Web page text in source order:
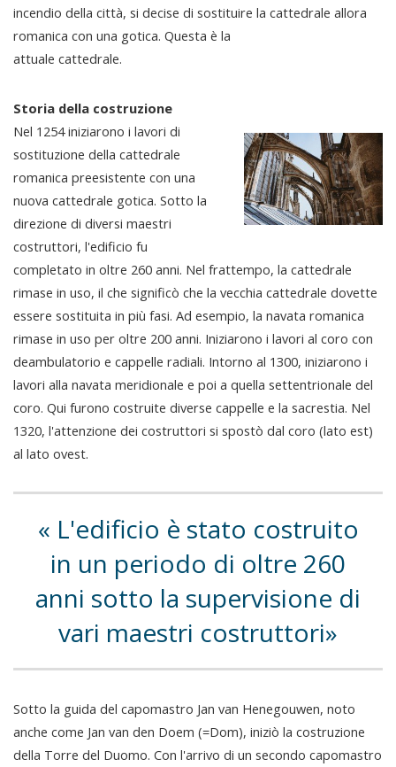
incendio della città, si decise di sostituire la cattedrale allora
romanica con una gotica. Questa è la
attuale cattedrale.
Storia della costruzione
Nel 1254 iniziarono i lavori di
sostituzione della cattedrale
romanica preesistente con una
nuova cattedrale gotica. Sotto la
direzione di diversi maestri
costruttori, l'edificio fu
completato in oltre 260 anni. Nel frattempo, la cattedrale
rimase in uso, il che significò che la vecchia cattedrale dovette
essere sostituita in più fasi. Ad esempio, la navata romanica
rimase in uso per oltre 200 anni. Iniziarono i lavori al coro con
deambulatorio e cappelle radiali. Intorno al 1300, iniziarono i
lavori alla navata meridionale e poi a quella settentrionale del
coro. Qui furono costruite diverse cappelle e la sacrestia. Nel
1320, l'attenzione dei costruttori si spostò dal coro (lato est)
al lato ovest.
L'edificio è stato costruito
in un periodo di oltre 260
anni sotto la supervisione di
vari maestri costruttori
Sotto la guida del capomastro Jan van Henegouwen, noto
anche come Jan van den Doem (=Dom), iniziò la costruzione
della Torre del Duomo. Con l'arrivo di un secondo capomastro